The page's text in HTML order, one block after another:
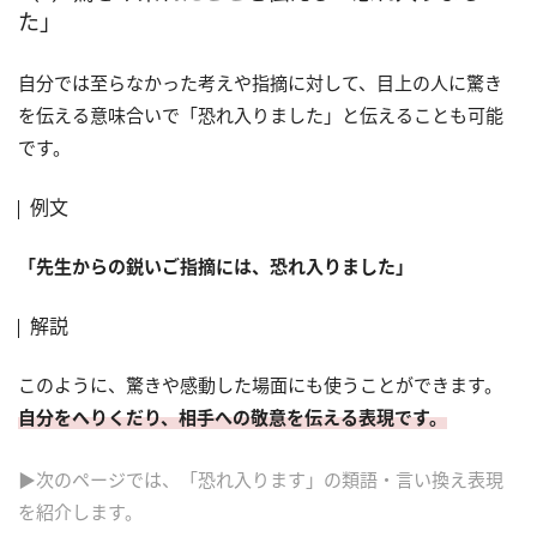
た」
自分では至らなかった考えや指摘に対して、目上の人に驚き
を伝える意味合いで「恐れ入りました」と伝えることも可能
です。
例文
「先生からの鋭いご指摘には、恐れ入りました」
解説
このように、驚きや感動した場面にも使うことができます。
自分をへりくだり、相手への敬意を伝える表現です。
▶次のページでは、「恐れ入ります」の類語・言い換え表現
を紹介します。